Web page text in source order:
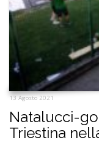
13 Agosto 2021
Natalucci-
Triestina